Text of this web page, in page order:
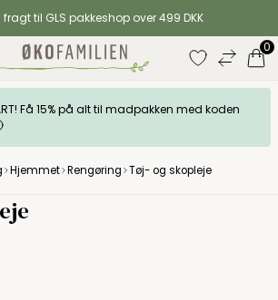
fragt til GLS pakkeshop over 499 DKK
0
Få 15% på alt til madpakken med koden
Hjemmet Rengøring Tøj- og skopleje